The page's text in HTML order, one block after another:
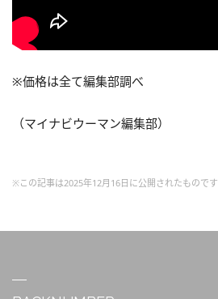
※価格は全て編集部調べ
（マイナビウーマン編集部）
※この記事は2025年12月16日に公開されたものです